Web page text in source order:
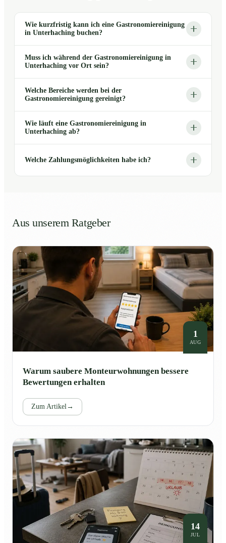
Wie kurzfristig kann ich eine Gastronomiereinigung
in Unterhaching buchen?
Muss ich während der Gastronomiereinigung in
Unterhaching vor Ort sein?
Welche Bereiche werden bei der
Gastronomiereinigung gereinigt?
Wie läuft eine Gastronomiereinigung in
Unterhaching ab?
Welche Zahlungsmöglichkeiten habe ich?
Aus unserem Ratgeber
1
AUG
Warum saubere Monteurwohnungen bessere
Bewertungen erhalten
Zum Artikel →
14
JUL